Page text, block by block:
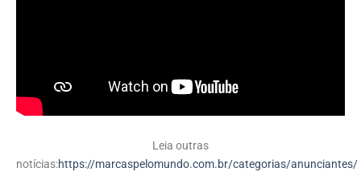
Leia outras
notícias:https://marcaspelomundo.com.br/categorias/anunciantes/